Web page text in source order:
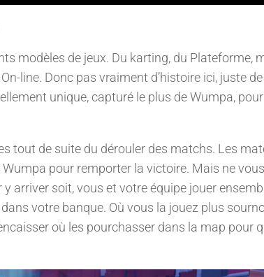
modèles de jeux. Du karting, du Plateforme,
line. Donc pas vraiment d’histoire ici, juste
unique, capturé le plus de Wumpa, pour
tout de suite du dérouler des matchs. Les
pour remporter la victoire. Mais ne vous
arriver soit, vous et votre équipe jouer
votre banque. Où vous la jouez plus
où les pourchasser dans la map pour